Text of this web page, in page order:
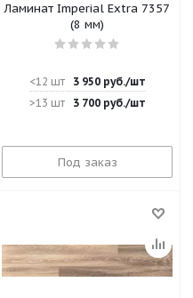
Ламинат Imperial Extra 7357
(8 мм)
<12 шт 3 950руб./шт
>13 шт
3 700руб./шт
Под заказ